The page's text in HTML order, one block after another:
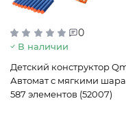
0
В наличии
Детский конструктор
Автомат с мягкими
587 элементов (52007)